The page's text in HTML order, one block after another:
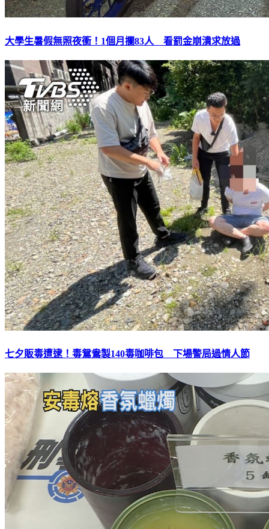
大學生暑假無照夜衝！1個月攔83人 看罰金崩潰求放過
七夕販毒遭逮！毒鴛鴦製140毒咖啡包 下場警局過情人節